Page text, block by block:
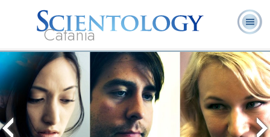
Catania
L. Ron Hubbard:
Fondatore
Che cos’è
Scientology?
Ministri
Volontari
Domande
ricorrenti
Libri